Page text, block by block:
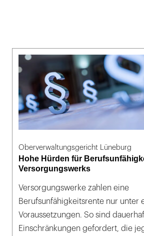
Oberverwaltungsgericht Lüneburg
Hohe Hürden für
Versorgungswerks
Versorgungswerke zahlen eine
Berufsunfähigkeitsrente nur unter
Voraussetzungen. So sind
Einschränkungen gefordert, die